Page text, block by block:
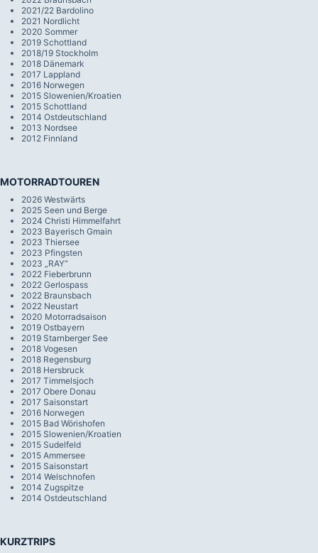
2021/22 Bardolino
2021 Nordlicht
2020 Sommer
2019 Schottland
2018/19 Stockholm
2018 Dänemark
2017 Lappland
2016 Norwegen
2015 Slowenien/Kroatien
2015 Schottland
2014 Ostdeutschland
2013 Nordsee
2012 Finnland
MOTORRADTOUREN
2026 Westwärts
2025 Seen und Berge
2024 Christi Himmelfahrt
2023 Bayerisch Gmain
2023 Thiersee
2023 Pfingsten
2023 „RAY“
2022 Fieberbrunn
2022 Gerlospass
2022 Braunsbach
2022 Neustart
2020 Motorradsaison
2019 Ostbayern
2019 Starnberger See
2018 Vogesen
2018 Regensburg
2018 Hersbruck
2017 Timmelsjoch
2017 Obere Donau
2017 Saisonstart
2016 Norwegen
2015 Bad Wörishofen
2015 Slowenien/Kroatien
2015 Sudelfeld
2015 Ammersee
2015 Saisonstart
2014 Welschnofen
2014 Zugspitze
2014 Ostdeutschland
KURZTRIPS